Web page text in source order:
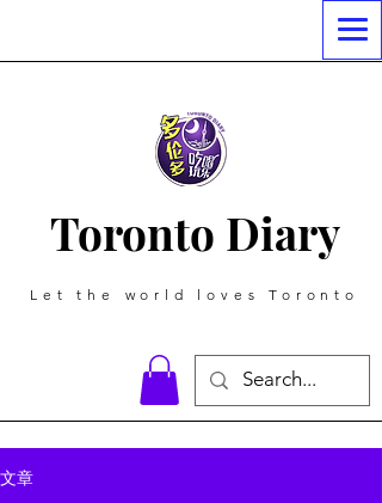
Toronto Diary
Let the world loves Toronto
文章